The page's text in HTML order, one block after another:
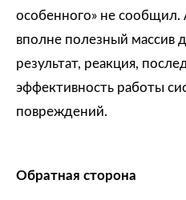
особенного» не сообщил.
вполне полезный массив
результат, реакция,
эффективность работы
повреждений.
Обратная сторона